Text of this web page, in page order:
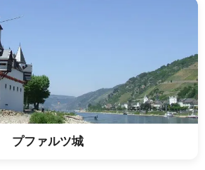
プファルツ城